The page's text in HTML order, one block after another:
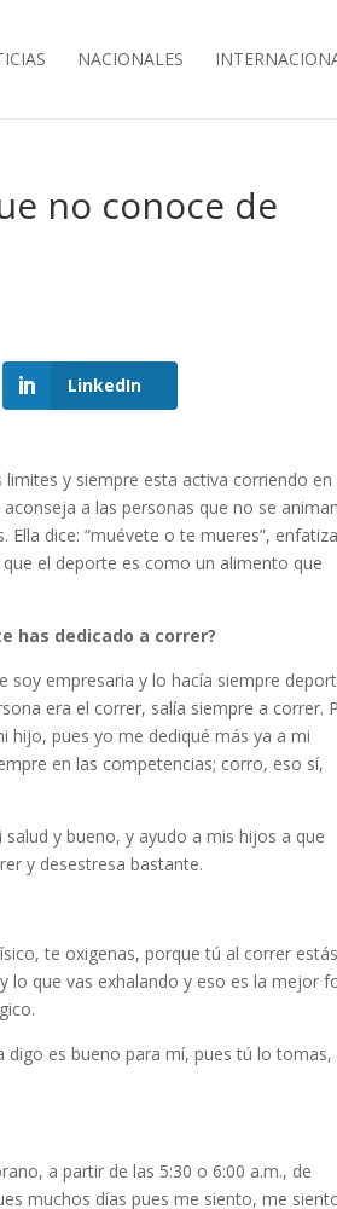
NACIONALES
no conoce de
LinkedIn
y siempre esta activa corriendo en
a las personas que no se
dice: “muévete o te mueres”,
el deporte es como un alimento que
has dedicado a correr?
empresaria y lo hacía siempre
era el correr, salía siempre a correr.
hijo, pues yo me dediqué más ya a mi
en las competencias; corro, eso sí,
y bueno, y ayudo a mis hijos a que
y desestresa bastante.
te oxigenas, porque tú al correr
lo que vas exhalando y eso es la mejor
digo es bueno para mí, pues tú lo tomas,
a partir de las 5:30 o 6:00 a.m., de
muchos días pues me siento, me